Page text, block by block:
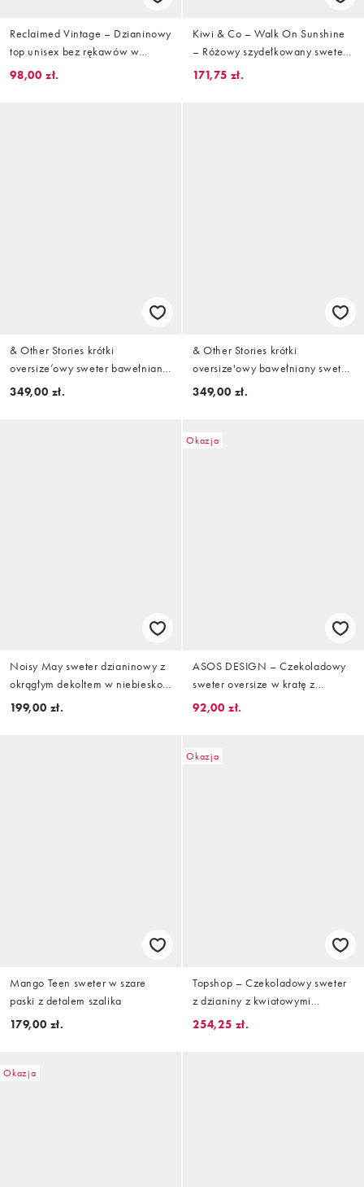
Reclaimed Vintage – Dzianinowy
top unisex bez rękawów w
granatowe, białe i brązowe
98,00 zł.
Kiwi & Co – Walk On Sunshine
– Różowy szydełkowany sweter
w kolorowe paski z obniżoną
171,75 zł.
& Other Stories krótki
oversize’owy sweter bawełniany
w czarne paski
349,00 zł.
& Other Stories krótki
oversize'owy bawełniany sweter
w czerwone paski
349,00 zł.
Noisy May sweter dzianinowy z
okrągłym dekoltem w niebiesko-
bordowe paski
199,00 zł.
Okazja
ASOS DESIGN – Czekoladowy
sweter oversize w kratę z
frędzlami
92,00 zł.
Mango Teen sweter w szare
paski z detalem szalika
179,00 zł.
Okazja
Topshop – Czekoladowy sweter
z dzianiny z kwiatowymi
motywami z frędzlami
254,25 zł.
Okazja